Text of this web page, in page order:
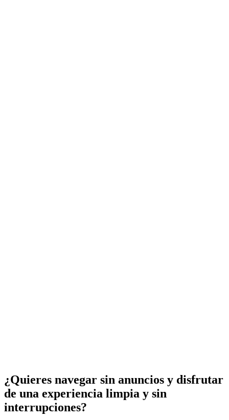
¿Quieres navegar sin anuncios y disfrutar
de una experiencia limpia y sin
interrupciones?